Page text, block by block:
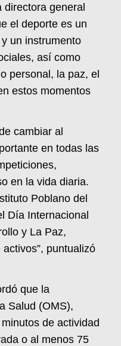
directora general
el deporte es un
un instrumento
así como
personal, la paz, el
estos momentos
cambiar al
en todas las
en la vida diaria.
Poblano del
Día Internacional
y La Paz,
puntualizó
que la
Salud (OMS),
de actividad
o al menos 75